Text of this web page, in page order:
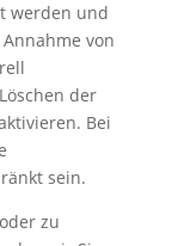
werden und
von
der
Bei
sein.
zu